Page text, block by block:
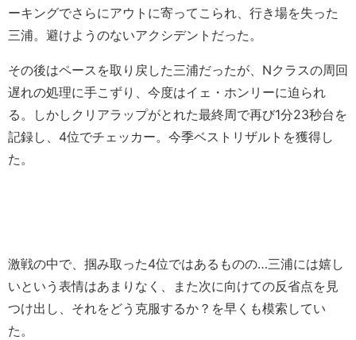
ーキングでさらにアウトに寄ってこられ、行き場を失った
三浦。避けようのないアクシデントだった。
その後はペースを取り戻した三浦だったが、Nクラスの周回
遅れの処理に手こずり、今度はイェ・ホンリーに迫られ
る。しかしクリアラップがとれた最終周で再び1分23秒台を
記録し、4位でチェッカー。今季ベストリザルトを獲得し
た。
激戦の中で、掴み取った4位ではあるものの…三浦には嬉し
いという表情はあまりなく、また次に向けての反省点を見
つけ出し、それをどう克服するか？を早くも模索してい
た。